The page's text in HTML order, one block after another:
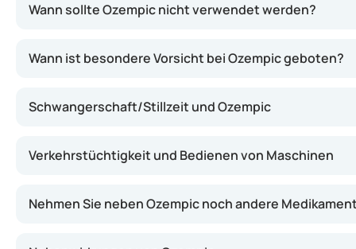
Wann sollte Ozempic nicht verwendet werden?
Wann ist besondere Vorsicht bei Ozempic geboten?
Schwangerschaft/Stillzeit und Ozempic
Verkehrstüchtigkeit und Bedienen von Maschinen
Nehmen Sie neben Ozempic noch andere